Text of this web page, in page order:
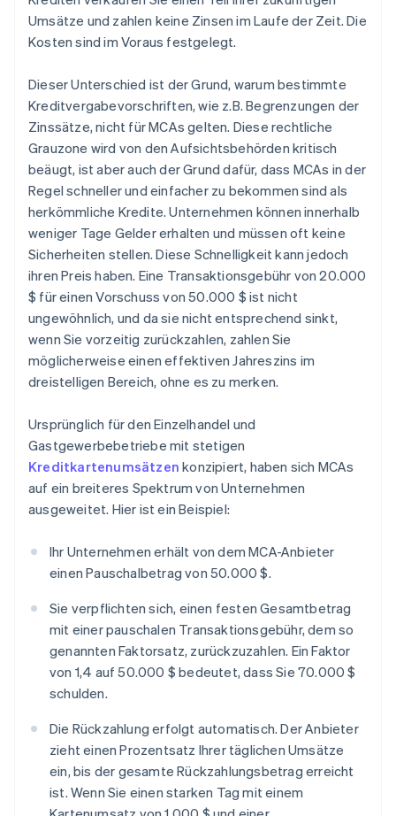
Umsätze und zahlen keine Zinsen im Laufe der Zeit. Die
Kosten sind im Voraus festgelegt.
Dieser Unterschied ist der Grund, warum bestimmte
Kreditvergabevorschriften, wie z.B. Begrenzungen der
Zinssätze, nicht für MCAs gelten. Diese rechtliche
Grauzone wird von den Aufsichtsbehörden kritisch
beäugt, ist aber auch der Grund dafür, dass MCAs in der
Regel schneller und einfacher zu bekommen sind als
herkömmliche Kredite. Unternehmen können innerhalb
weniger Tage Gelder erhalten und müssen oft keine
Sicherheiten stellen. Diese Schnelligkeit kann jedoch
ihren Preis haben. Eine Transaktionsgebühr von 20.000
$ für einen Vorschuss von 50.000 $ ist nicht
ungewöhnlich, und da sie nicht entsprechend sinkt,
wenn Sie vorzeitig zurückzahlen, zahlen Sie
möglicherweise einen effektiven Jahreszins im
dreistelligen Bereich, ohne es zu merken.
Ursprünglich für den Einzelhandel und
Gastgewerbebetriebe mit stetigen
Kreditkartenumsätzen konzipiert, haben sich MCAs
auf ein breiteres Spektrum von Unternehmen
ausgeweitet. Hier ist ein Beispiel:
Ihr Unternehmen erhält von dem MCA-Anbieter
einen Pauschalbetrag von 50.000 $.
Sie verpflichten sich, einen festen Gesamtbetrag
mit einer pauschalen Transaktionsgebühr, dem so
genannten Faktorsatz, zurückzuzahlen. Ein Faktor
von 1,4 auf 50.000 $ bedeutet, dass Sie 70.000 $
schulden.
Die Rückzahlung erfolgt automatisch. Der Anbieter
zieht einen Prozentsatz Ihrer täglichen Umsätze
ein, bis der gesamte Rückzahlungsbetrag erreicht
ist. Wenn Sie einen starken Tag mit einem